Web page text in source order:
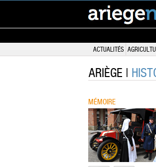
ACTUALITÉS
ARIÈGE |
MÉMOIRE